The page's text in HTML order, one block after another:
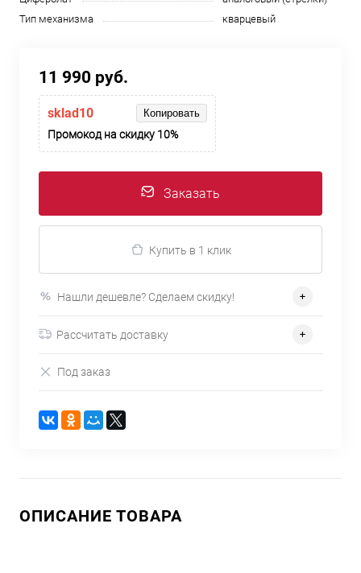
Тип механизма
кварцевый
11 990 руб.
sklad10 Копировать
Промокод на скидку 10%
Заказать
Купить в 1 клик
Нашли дешевле? Сделаем скидку!
Рассчитать доставку
Под заказ
ОПИСАНИЕ ТОВАРА